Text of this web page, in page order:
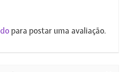
para postar uma avaliação.